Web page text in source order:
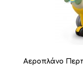
Αεροπλάνο